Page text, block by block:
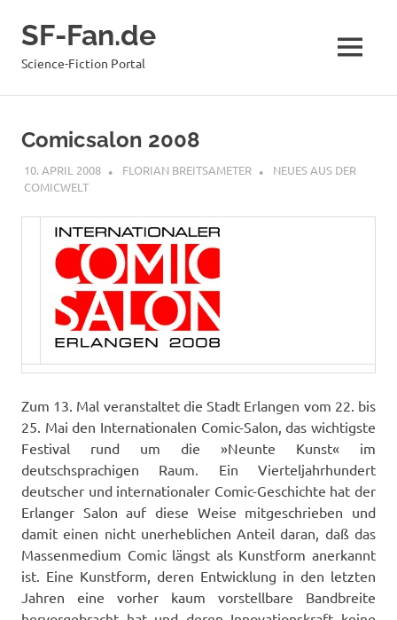
InhaltSF-Fan.de
Science-Fiction Portal MENÜ
Comicsalon 2008
10. APRIL 2008 FLORIAN BREITSAMETER
NEUES AUS DER
COMICWELT
Zum 13. Mal veranstaltet die Stadt Erlangen vom 22. bis
25. Mai den Internationalen Comic-Salon, das wichtigste
Festival rund um die »Neunte Kunst« im
deutschsprachigen Raum. Ein Vierteljahrhundert
deutscher und internationaler Comic-Geschichte hat der
Erlanger Salon auf diese Weise mitgeschrieben und
damit einen nicht unerheblichen Anteil daran, daß das
Massenmedium Comic längst als Kunstform anerkannt
ist. Eine Kunstform, deren Entwicklung in den letzten
Jahren eine vorher kaum vorstellbare Bandbreite